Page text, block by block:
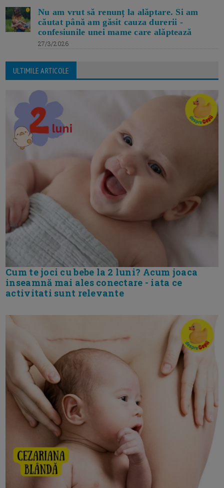
Nu am vrut să renunț la alăptare. Si am
căutat până am găsit cauza durerii -
confesiunile unei mame care alăptează
27/3/2026
ULTIMILE ARTICOLE
Cum te joci cu bebe la 2 luni? Acum joaca
inseamnă mai ales conectare - iata ce
activitati sunt relevante